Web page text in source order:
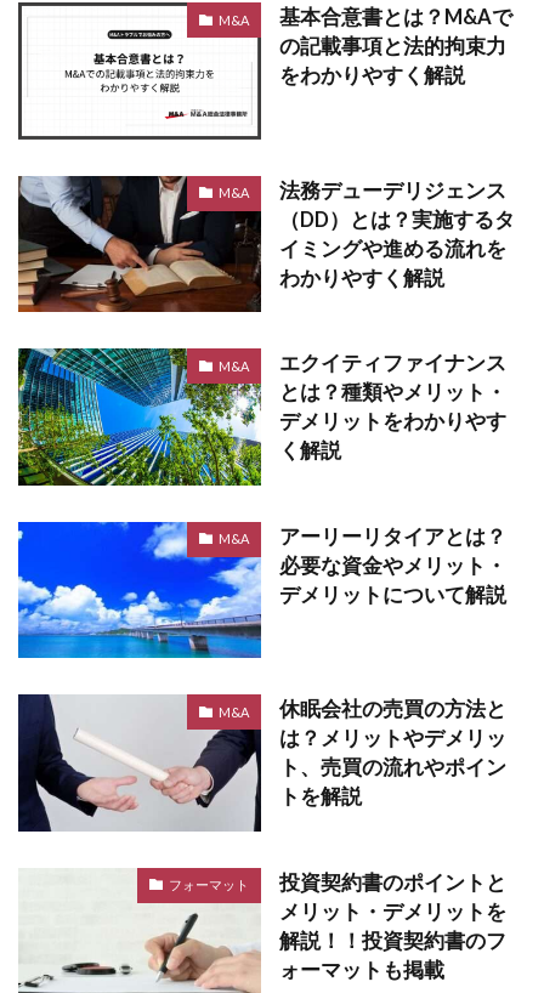
M&A
基本合意書とは？M&Aで
の記載事項と法的拘束力
をわかりやすく解説
M&A
法務デューデリジェンス
（DD）とは？実施するタ
イミングや進める流れを
わかりやすく解説
M&A
エクイティファイナンス
とは？種類やメリット・
デメリットをわかりやす
く解説
M&A
アーリーリタイアとは？
必要な資金やメリット・
デメリットについて解説
M&A
休眠会社の売買の方法と
は？メリットやデメリッ
ト、売買の流れやポイン
トを解説
フォーマット
投資契約書のポイントと
メリット・デメリットを
解説！！投資契約書のフ
ォーマットも掲載